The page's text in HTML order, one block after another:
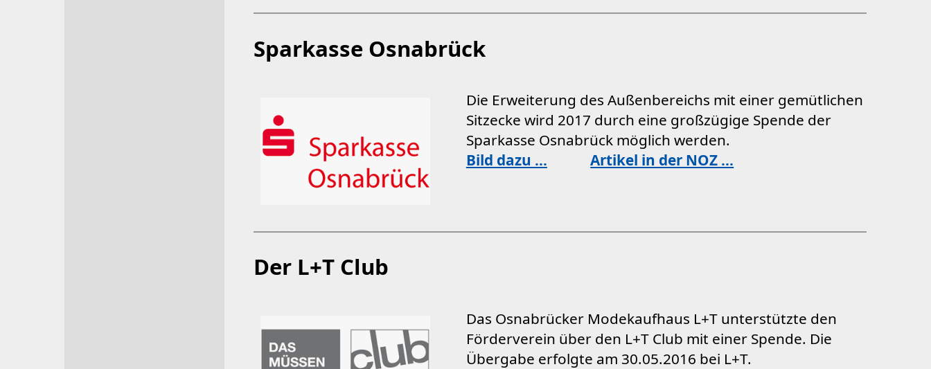
Sparkasse Osnabrück
Die Erweiterung des Außenbereichs mit einer gemütlichen
Sitzecke wird 2017 durch eine großzügige Spende der
Sparkasse Osnabrück möglich werden.
Bild dazu ...
Artikel in der NOZ ...
Der L+T Club
Das Osnabrücker Modekaufhaus L+T unterstützte den
Förderverein über den L+T Club mit einer Spende. Die
Übergabe erfolgte am 30.05.2016 bei L+T.